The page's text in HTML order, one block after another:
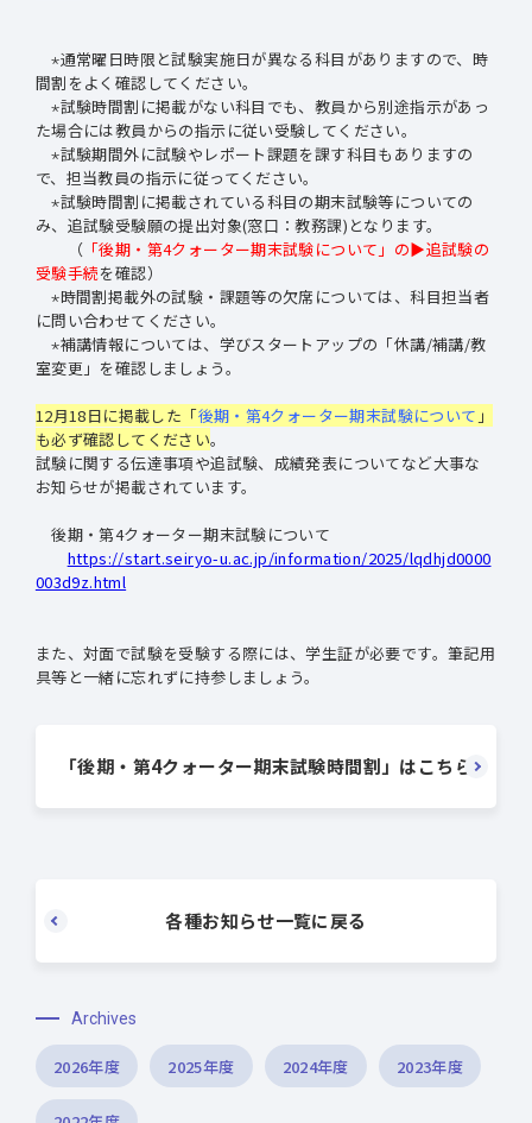
⋆通常曜日時限と試験実施日が異なる科目がありますので、時
間割をよく確認してください。
⋆試験時間割に掲載がない科目でも、教員から別途指示があっ
た場合には教員からの指示に従い受験してください。
⋆試験期間外に試験やレポート課題を課す科目もありますの
で、担当教員の指示に従ってください。
⋆試験時間割に掲載されている科目の期末試験等についての
み、追試験受験願の提出対象(窓口：教務課)となります。
（ 「後期・第4クォーター期末試験について」の▶追試験の
受験手続を確認）
⋆時間割掲載外の試験・課題等の欠席については、科目担当者
に問い合わせてください。
⋆補講情報については、学びスタートアップの「休講/補講/教
室変更」を確認しましょう。
12月18日に掲載した「後期・第4クォーター期末試験について 」
も必ず確認してください。
試験に関する伝達事項や追試験、成績発表についてなど大事な
お知らせが掲載されています。
後期・第4クォーター期末試験について
https://start.seiryo-u.ac.jp/information/2025/lqdhjd0000
003d9z.html
また、対面で試験を受験する際には、学生証が必要です。筆記用
具等と一緒に忘れずに持参しましょう。
「後期・第4クォーター期末試験時間割」はこちら
各種お知らせ一覧に戻る
Archives
2026年度 2025年度 2024年度 2023年度